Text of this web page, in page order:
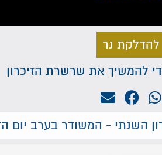
להדלקת נר
להמשיך את שרשרת הזיכרון
השנתי - המשודר בערב יום